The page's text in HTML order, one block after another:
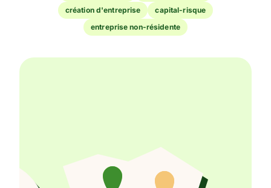
création d'entreprise
capital-risque
entreprise non-résidente